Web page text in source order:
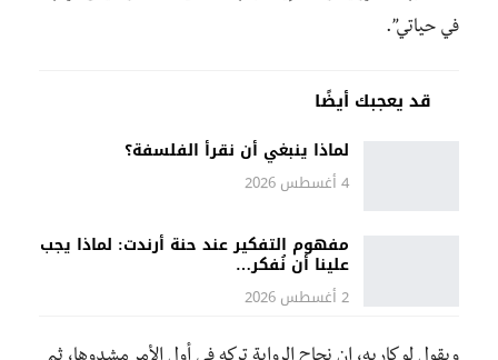
في حياتي”.
قد يعجبك أيضًا
لماذا ينبغي أن نقرأ الفلسفة؟
4 أغسطس 2026
مفهوم التفكير عند حنة أرندت: لماذا يجب
علينا أن نُفكر…
2 أغسطس 2026